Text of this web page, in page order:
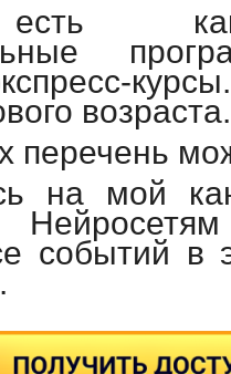
возраста.
перечень
на мой
событий в